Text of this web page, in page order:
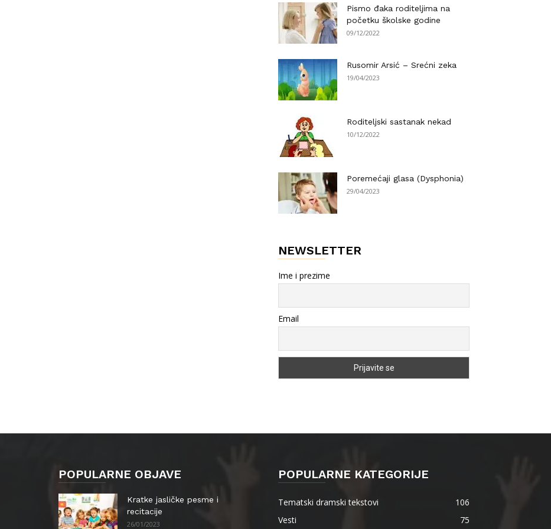
Pismo đaka roditeljima na
početku školske godine
09/12/2022
Rusomir Arsić – Srećni zeka
19/04/2023
Roditeljski sastanak nekad
10/12/2022
Poremećaji glasa (Dysphonia)
29/04/2023
NEWSLETTER
Ime i prezime
Email
POPULARNE OBJAVE
Kratke jasličke pesme i
recitacije
26/01/2023
POPULARNE KATEGORIJE
Tematski dramski tekstovi
106
Vesti
75